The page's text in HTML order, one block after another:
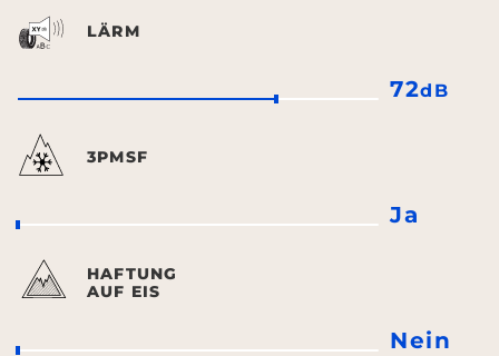
LÄRM
72dB
3PMSF
Ja
HAFTUNG
AUF EIS
Nein